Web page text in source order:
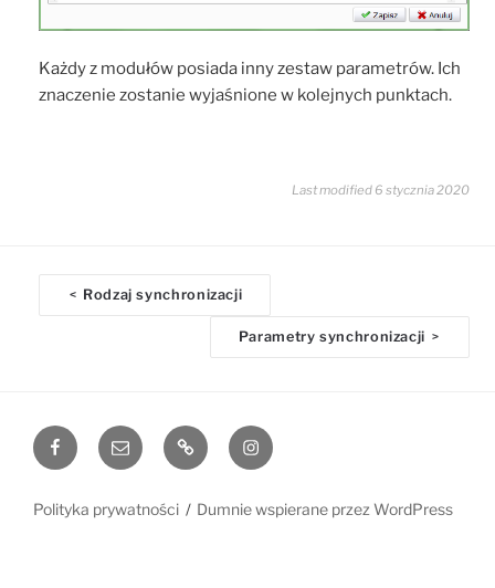
Każdy z modułów posiada inny zestaw parametrów. Ich
znaczenie zostanie wyjaśnione w kolejnych punktach.
Last modified 6 stycznia 2020
o
v
a
< Rodzaj synchronizacji
Parametry synchronizacji >
FacebookEmail www Instagram
Polityka prywatności Dumnie wspierane przez WordPress